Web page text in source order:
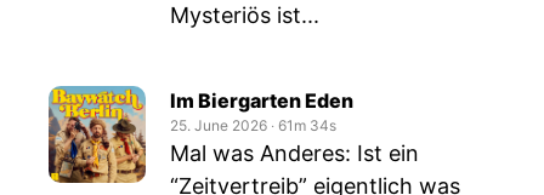
Mysteriös ist...
Im Biergarten Eden
25. June 2026 ‧ 61m 34s
Mal was Anderes: Ist ein
“Zeitvertreib” eigentlich was